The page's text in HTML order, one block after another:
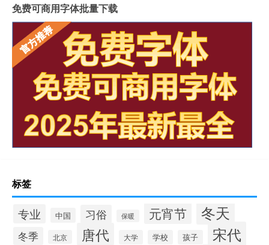
免费可商用字体批量下载
标签
专业 中国 习俗 保暖 元宵节 冬天
冬季 北京 唐代 大学 学校 孩子 宋代